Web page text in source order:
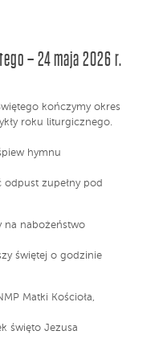
– 24 maja 2026 r.
kończymy okres
roku liturgicznego.
hymnu
odpust zupełny pod
na nabożeństwo
świętej o godzinie
Matki Kościoła,
święto Jezusa